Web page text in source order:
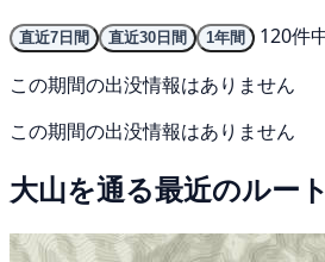
直近7日間 直近30日間 1年間
120件
この期間の出没情報はありません
この期間の出没情報はありません
大山を通る最近のルート